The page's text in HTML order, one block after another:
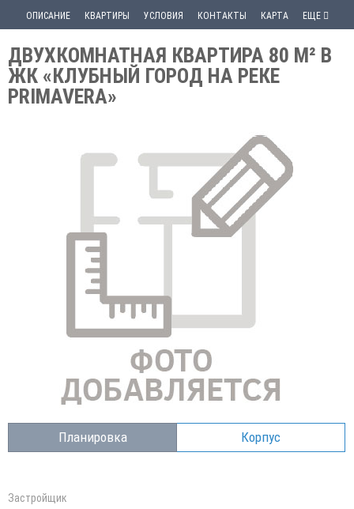
ОПИСАНИЕ КВАРТИРЫ УСЛОВИЯ КОНТАКТЫ КАРТА ЕЩЕ
ДВУХКОМНАТНАЯ КВАРТИРА 80 М² В
ЖК «КЛУБНЫЙ ГОРОД НА РЕКЕ
PRIMAVERA»
Планировка Корпус
Застройщик